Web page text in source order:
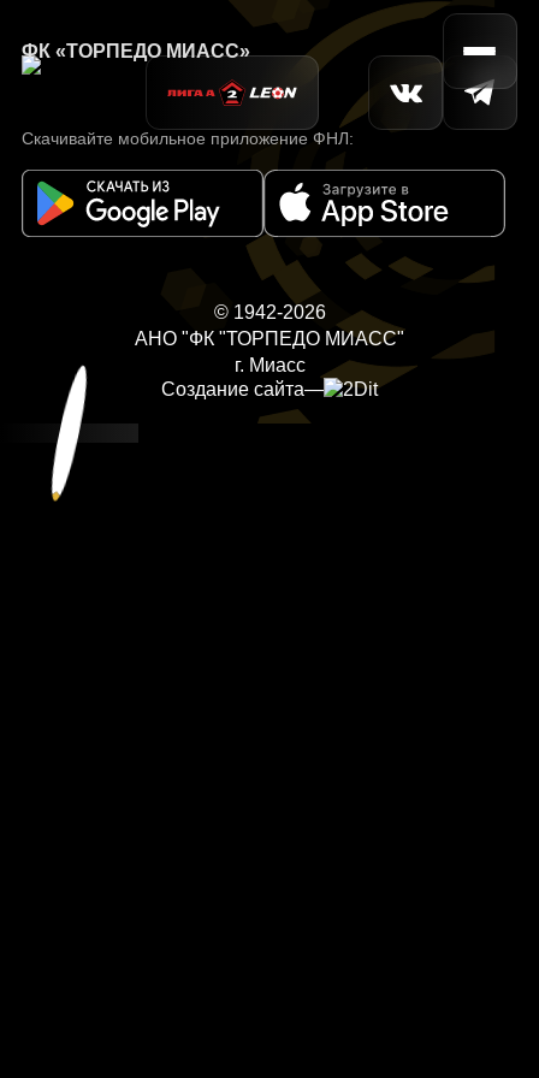
ФК «ТОРПЕДО МИАСС»
Скачивайте мобильное приложение ФНЛ:
© 1942-2026
АНО "ФК "ТОРПЕДО МИАСС"
г. Миасс
Создание сайта—